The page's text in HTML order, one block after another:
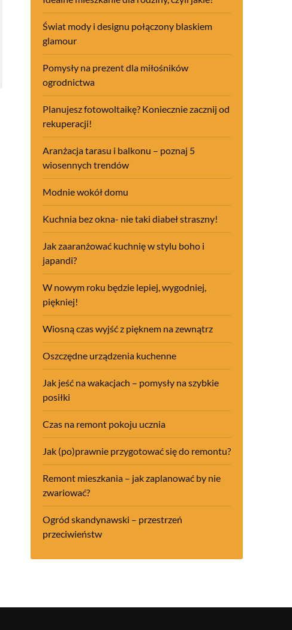
Świat mody i designu połączony blaskiem
glamour
Pomysły na prezent dla miłośników
ogrodnictwa
Planujesz fotowoltaikę? Koniecznie zacznij od
rekuperacji!
Aranżacja tarasu i balkonu – poznaj 5
wiosennych trendów
Modnie wokół domu
Kuchnia bez okna- nie taki diabeł straszny!
Jak zaaranżować kuchnię w stylu boho i
japandi?
W nowym roku będzie lepiej, wygodniej,
piękniej!
Wiosną czas wyjść z pięknem na zewnątrz
Oszczędne urządzenia kuchenne
Jak jeść na wakacjach – pomysły na szybkie
posiłki
Czas na remont pokoju ucznia
Jak (po)prawnie przygotować się do remontu?
Remont mieszkania – jak zaplanować by nie
zwariować?
Ogród skandynawski – przestrzeń
przeciwieństw